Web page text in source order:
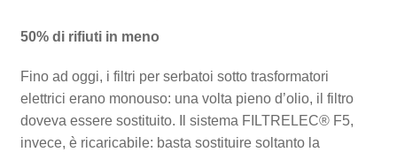
50% di rifiuti in meno
Fino ad oggi, i filtri per serbatoi sotto trasformatori
elettrici erano monouso: una volta pieno d’olio, il filtro
doveva essere sostituito. Il sistema FILTRELEC® F5,
invece, è ricaricabile: basta sostituire soltanto la